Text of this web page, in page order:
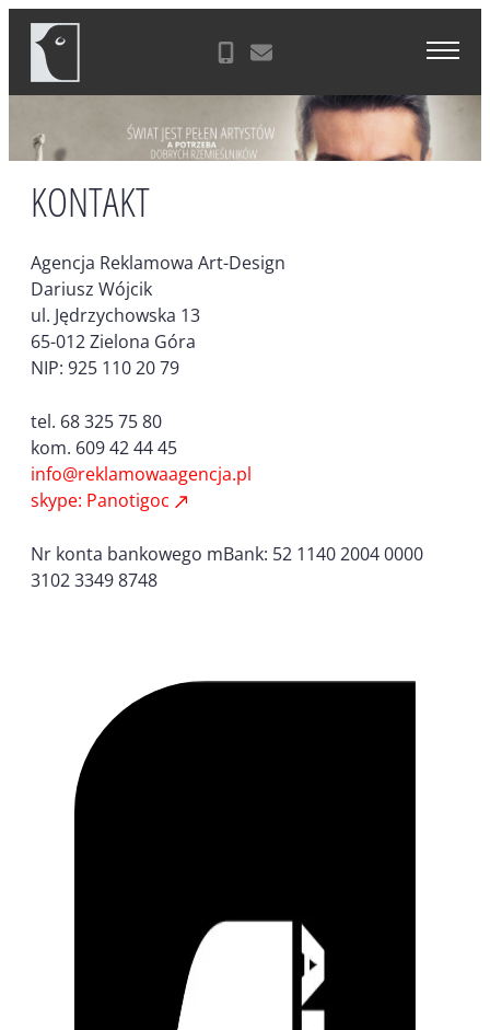
Skip
content
Agencja Reklamowa Zielona Góra
KONTAKT
Agencja Reklamowa Art-Design
Dariusz Wójcik
ul. Jędrzychowska 13
65-012 Zielona Góra
NIP: 925 110 20 79
tel. 68 325 75 80
kom. 609 42 44 45
info@reklamowaagencja.pl
skype: Panotigoc
Nr konta bankowego mBank: 52 1140 2004 0000
3102 3349 8748